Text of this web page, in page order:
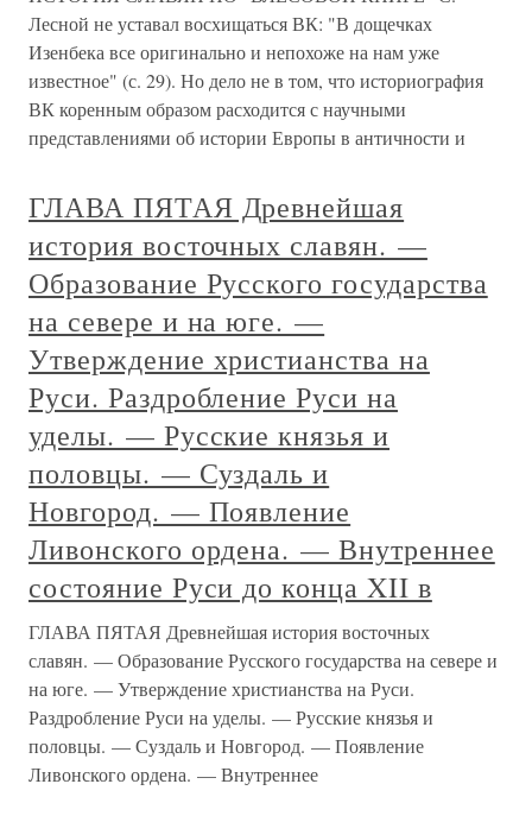
Лесной не уставал восхищаться ВК: "В дощечках
Изенбека все оригинально и непохоже на нам уже
известное" (с. 29). Но дело не в том, что историография
ВК коренным образом расходится с научными
представлениями об истории Европы в античности и
ГЛАВА ПЯТАЯ Древнейшая
история восточных славян. —
Образование Русского государства
на севере и на юге. —
Утверждение христианства на
Руси. Раздробление Руси на
уделы. — Русские князья и
половцы. — Суздаль и
Новгород. — Появление
Ливонского ордена. — Внутреннее
состояние Руси до конца XII в
ГЛАВА ПЯТАЯ Древнейшая история восточных
славян. — Образование Русского государства на севере и
на юге. — Утверждение христианства на Руси.
Раздробление Руси на уделы. — Русские князья и
половцы. — Суздаль и Новгород. — Появление
Ливонского ордена. — Внутреннее